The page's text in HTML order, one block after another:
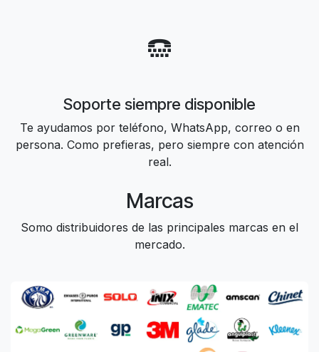
Soporte siempre disponible
Te ayudamos por teléfono, WhatsApp, correo o en
persona. Como prefieras, pero siempre con atención
real.
Marcas
Somo distribuidores de las principales marcas en el
mercado.